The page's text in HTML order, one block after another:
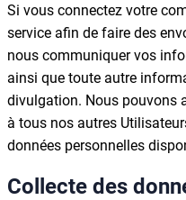
Si vous connectez votre
service afin de faire des
nous communiquer vos
ainsi que toute autre
divulgation. Nous pouvons
à tous nos autres
données personnelles
Collecte des